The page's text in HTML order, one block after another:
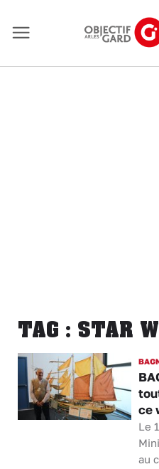
TAG : STAR
ce
Le
au